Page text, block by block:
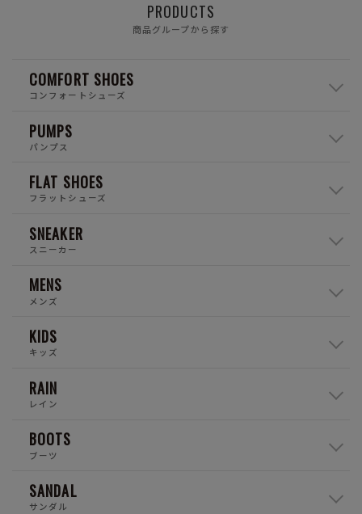
PRODUCTS
商品グループから探す
COMFORT SHOES
コンフォートシューズ
PUMPS
パンプス
FLAT SHOES
フラットシューズ
SNEAKER
スニーカー
MENS
メンズ
KIDS
キッズ
RAIN
レイン
BOOTS
ブーツ
SANDAL
サンダル